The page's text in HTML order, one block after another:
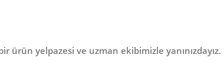
ürün yelpazesi ve uzman ekibimizle yanınızdayız.